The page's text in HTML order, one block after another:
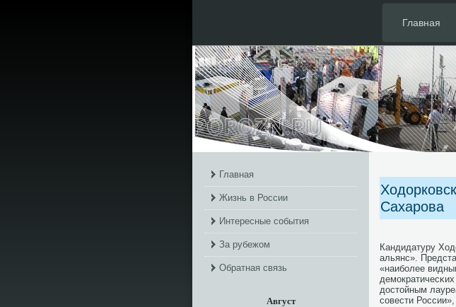
Главная
Главная
Жизнь в России
Интересные события
За рубежом
Обратная связь
Август
Сахарова
Кандидатуру
альянс».
«наибοлее
достойным
сοвести